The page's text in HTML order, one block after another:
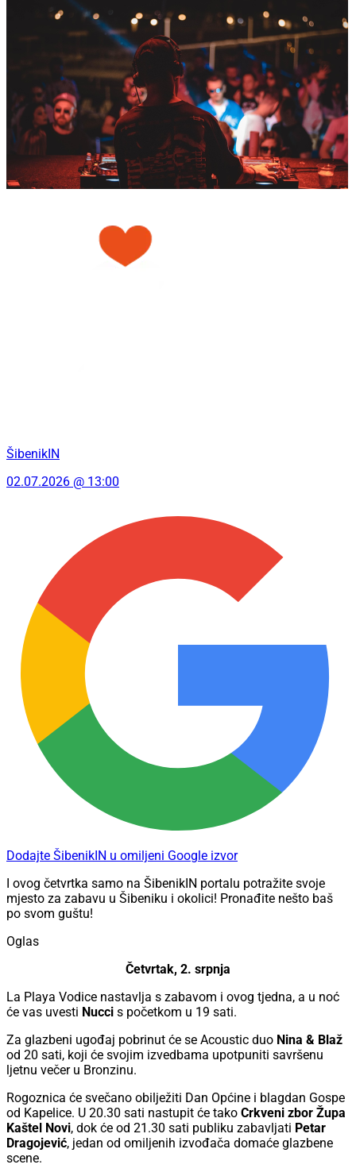
ŠibenikIN
02.07.2026 @ 13:00
Dodajte ŠibenikIN u omiljeni Google izvor
I ovog četvrtka samo na ŠibenikIN portalu potražite svoje
mjesto za zabavu u Šibeniku i okolici! Pronađite nešto baš
po svom guštu!
Oglas
Četvrtak, 2. srpnja
La Playa Vodice nastavlja s zabavom i ovog tjedna, a u noć
će vas uvesti Nucci s početkom u 19 sati.
Za glazbeni ugođaj pobrinut će se Acoustic duo Nina & Blaž
od 20 sati, koji će svojim izvedbama upotpuniti savršenu
ljetnu večer u Bronzinu.
Rogoznica će svečano obilježiti Dan Općine i blagdan Gospe
od Kapelice. U 20.30 sati nastupit će tako Crkveni zbor Župa
Kaštel Novi, dok će od 21.30 sati publiku zabavljati Petar
Dragojević, jedan od omiljenih izvođača domaće glazbene
scene.